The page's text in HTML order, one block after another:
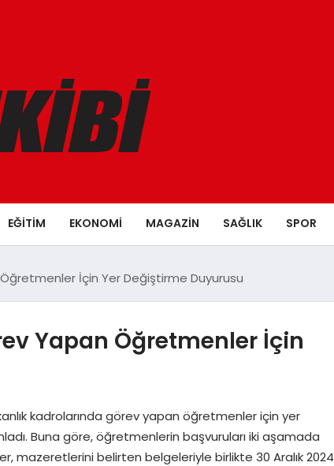
EĞITIM EKONOMI MAGAZIN SAĞLIK SPOR
İçin Yer Değiştirme Duyurusu
Yapan Öğretmenler İçin
kadrolarında görev yapan öğretmenler için yer
Buna göre, öğretmenlerin başvuruları iki aşamada
mazeretlerini belirten belgeleriyle birlikte 30 Aralık 2024